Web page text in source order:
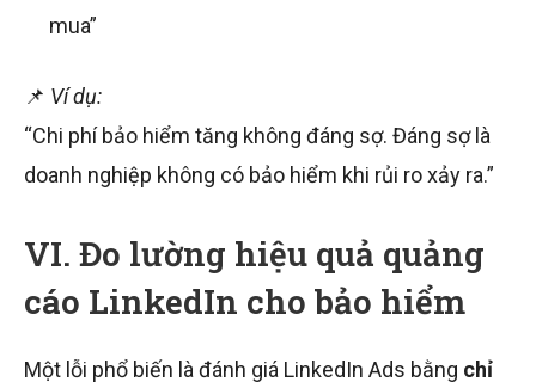
mua”
📌 Ví dụ:
“Chi phí bảo hiểm tăng không đáng sợ. Đáng sợ là
doanh nghiệp không có bảo hiểm khi rủi ro xảy ra.”
VI. Đo lường hiệu quả quảng
cáo LinkedIn cho bảo hiểm
Một lỗi phổ biến là đánh giá LinkedIn Ads bằng chỉ